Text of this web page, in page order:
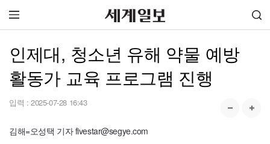
인제대, 청소년 유해 약물 예방
활동가 교육 프로그램 진행
입력 : 2025-07-28 16:43
김해=오성택 기자 fivestar@segye.com